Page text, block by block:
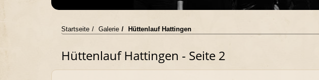
Startseite Galerie Hüttenlauf Hattingen
Hüttenlauf Hattingen - Seite 2